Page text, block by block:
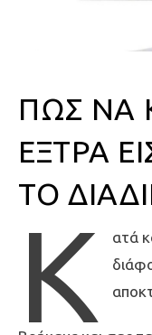
ΠΏΣ ΝΑ
ΈΞΤΡΑ
ΤΟ
Κ
ατά